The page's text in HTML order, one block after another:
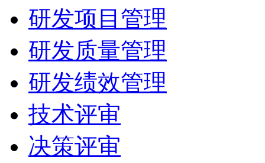
研发项目管理
研发质量管理
研发绩效管理
技术评审
决策评审